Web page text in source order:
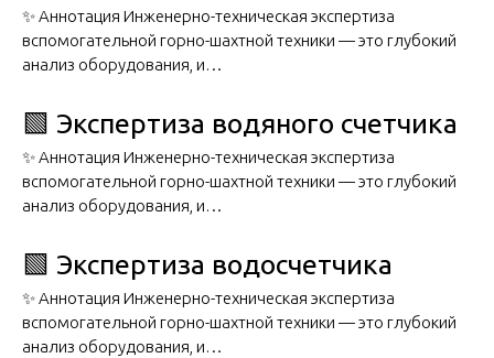
✨ Аннотация Инженерно-техническая экспертиза
вспомогательной горно-шахтной техники — это глубокий
анализ оборудования, и…
🟩 Экспертиза водяного счетчика
✨ Аннотация Инженерно-техническая экспертиза
вспомогательной горно-шахтной техники — это глубокий
анализ оборудования, и…
🟩 Экспертиза водосчетчика
✨ Аннотация Инженерно-техническая экспертиза
вспомогательной горно-шахтной техники — это глубокий
анализ оборудования, и…